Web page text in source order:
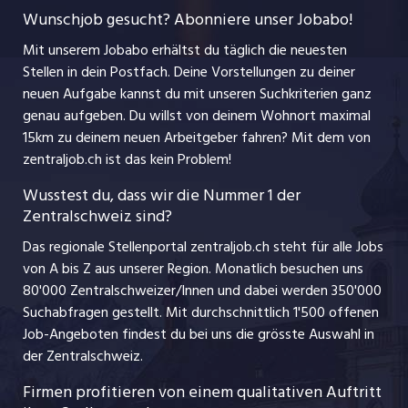
Freelance Jobs
Praktika
Lehrstellen
Ferienjobs
Führungspositionen
Jobline
Nutzungsbedingungen
Impressum
jobbasel.ch
jobbern.ch
jobmittelland.ch
schaffu.ch (VS)
ajourjob.ch
Wunschjob gesucht? Abonniere unser Jobabo!
Mit unserem Jobabo erhältst du täglich die neuesten
Stellen in dein Postfach. Deine Vorstellungen zu deiner
neuen Aufgabe kannst du mit unseren Suchkriterien ganz
genau aufgeben. Du willst von deinem Wohnort maximal
15km zu deinem neuen Arbeitgeber fahren? Mit demvon
zentraljob.ch ist das kein Problem!
Wusstest du, dass wir die Nummer 1 der
Zentralschweiz sind?
Das regionale Stellenportal zentraljob.ch steht für alle Jobs
von A bis Z aus unserer Region. Monatlich besuchen uns
80'000 Zentralschweizer/Innen und dabei werden 350'000
Suchabfragen gestellt. Mit durchschnittlich 1'500 offenen
Job-Angeboten findest du bei uns die grösste Auswahl in
der Zentralschweiz.
Firmen profitieren von einem qualitativen Auftritt